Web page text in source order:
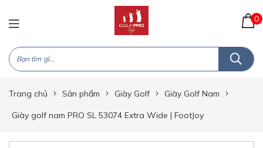
0
Trang chủ Sản phẩm Giày Golf Giày Golf Nam
Giày golf nam PRO SL 53074 Extra Wide | FootJoy